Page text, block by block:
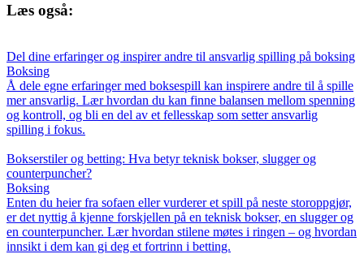
Læs også:
Del dine erfaringer og inspirer andre til ansvarlig spilling på boksing
Boksing
Å dele egne erfaringer med boksespill kan inspirere andre til å spille
mer ansvarlig. Lær hvordan du kan finne balansen mellom spenning
og kontroll, og bli en del av et fellesskap som setter ansvarlig
spilling i fokus.
Bokserstiler og betting: Hva betyr teknisk bokser, slugger og
counterpuncher?
Boksing
Enten du heier fra sofaen eller vurderer et spill på neste storoppgjør,
er det nyttig å kjenne forskjellen på en teknisk bokser, en slugger og
en counterpuncher. Lær hvordan stilene møtes i ringen – og hvordan
innsikt i dem kan gi deg et fortrinn i betting.